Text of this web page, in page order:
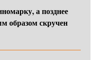
а позднее
образом скручен